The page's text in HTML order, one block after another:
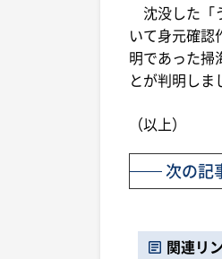
沈没した「
いて身元確認
明であった掃
とが判明しま
（以上）
次の記
関連リ